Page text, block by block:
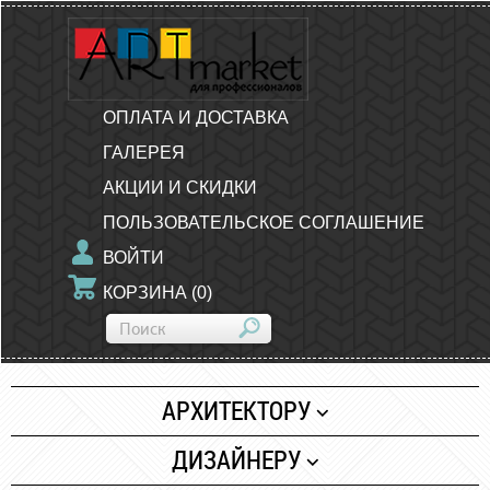
ОПЛАТА И ДОСТАВКА
ГАЛЕРЕЯ
АКЦИИ И СКИДКИ
ПОЛЬЗОВАТЕЛЬСКОЕ СОГЛАШЕНИЕ
ВОЙТИ
КОРЗИНА (0)
АРХИТЕКТОРУ
Бумага
ДИЗАЙНЕРУ